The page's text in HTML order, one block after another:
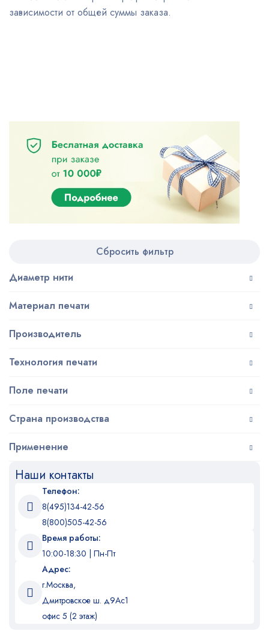
Сбросить фильтр
Диаметр нити
Материал печати
Производитель
Технология печати
Поле печати
Страна производства
Применение
Наши контакты
Телефон:
8(495)134-42-56
8(800)505-42-56
Время работы:
10:00-18:30 | Пн-Пт
Адрес:
г.Москва,
Дмитровское ш. д9Ас1
офис 5 (2 этаж)
зависимости от общей суммы заказа.